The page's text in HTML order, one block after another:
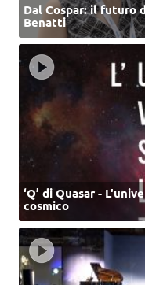
Dal Cospar: il futuro
Benatti
‘Q’ di Quasar -
cosmico